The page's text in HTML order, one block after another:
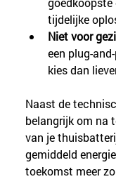
tijdelijke
Niet voor
een plug-
kies dan
Naast de
belangrijk om na
van je
gemiddeld
toekomst meer